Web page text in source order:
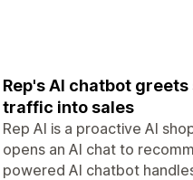
Rep's AI chatbot
traffic into sales
Rep AI is a proactive AI
opens an AI chat to
powered AI chatbot